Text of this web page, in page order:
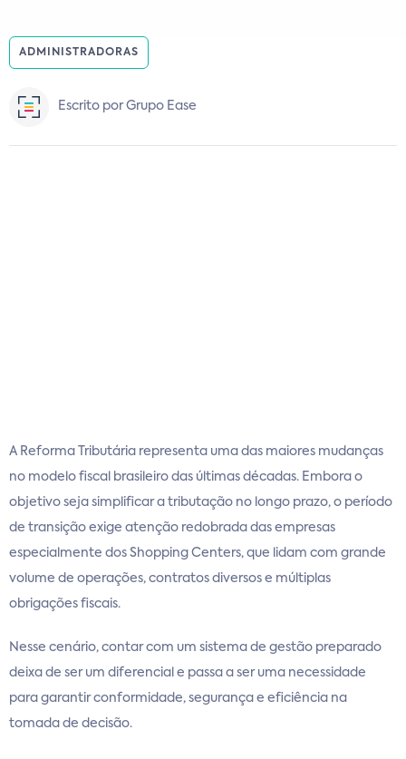
ADMINISTRADORAS
Escrito por Grupo Ease
A Reforma Tributária representa uma das maiores mudanças
no modelo fiscal brasileiro das últimas décadas. Embora o
objetivo seja simplificar a tributação no longo prazo, o período
de transição exige atenção redobrada das empresas
especialmente dos Shopping Centers, que lidam com grande
volume de operações, contratos diversos e múltiplas
obrigações fiscais.
Nesse cenário, contar com um sistema de gestão preparado
deixa de ser um diferencial e passa a ser uma necessidade
para garantir conformidade, segurança e eficiência na
tomada de decisão.